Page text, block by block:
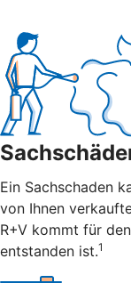
Ein Sachschaden
von Ihnen
R+V kommt für
entstanden ist.1